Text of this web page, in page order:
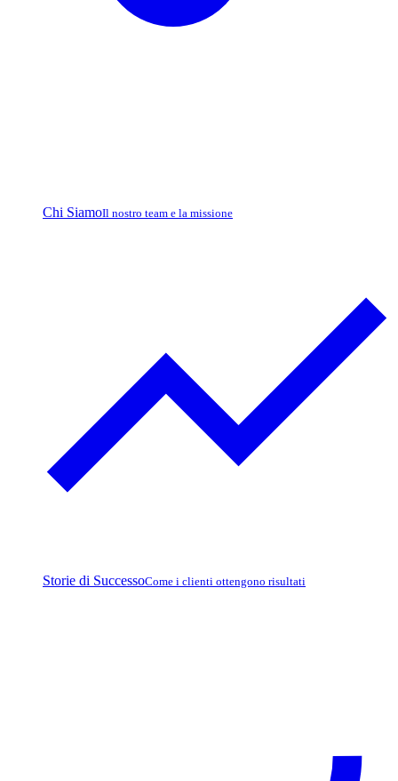
Chi SiamoIl nostro team e la missione
Storie di SuccessoCome i clienti ottengono risultati